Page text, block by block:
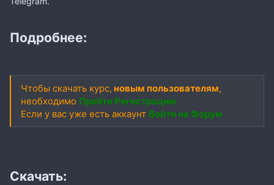
Подробнее:
Чтобы скачать курс, новым пользователям,
необходимо Пройти Регистрацию
Если у вас уже есть аккаунт Войти на Форум
Скачать: